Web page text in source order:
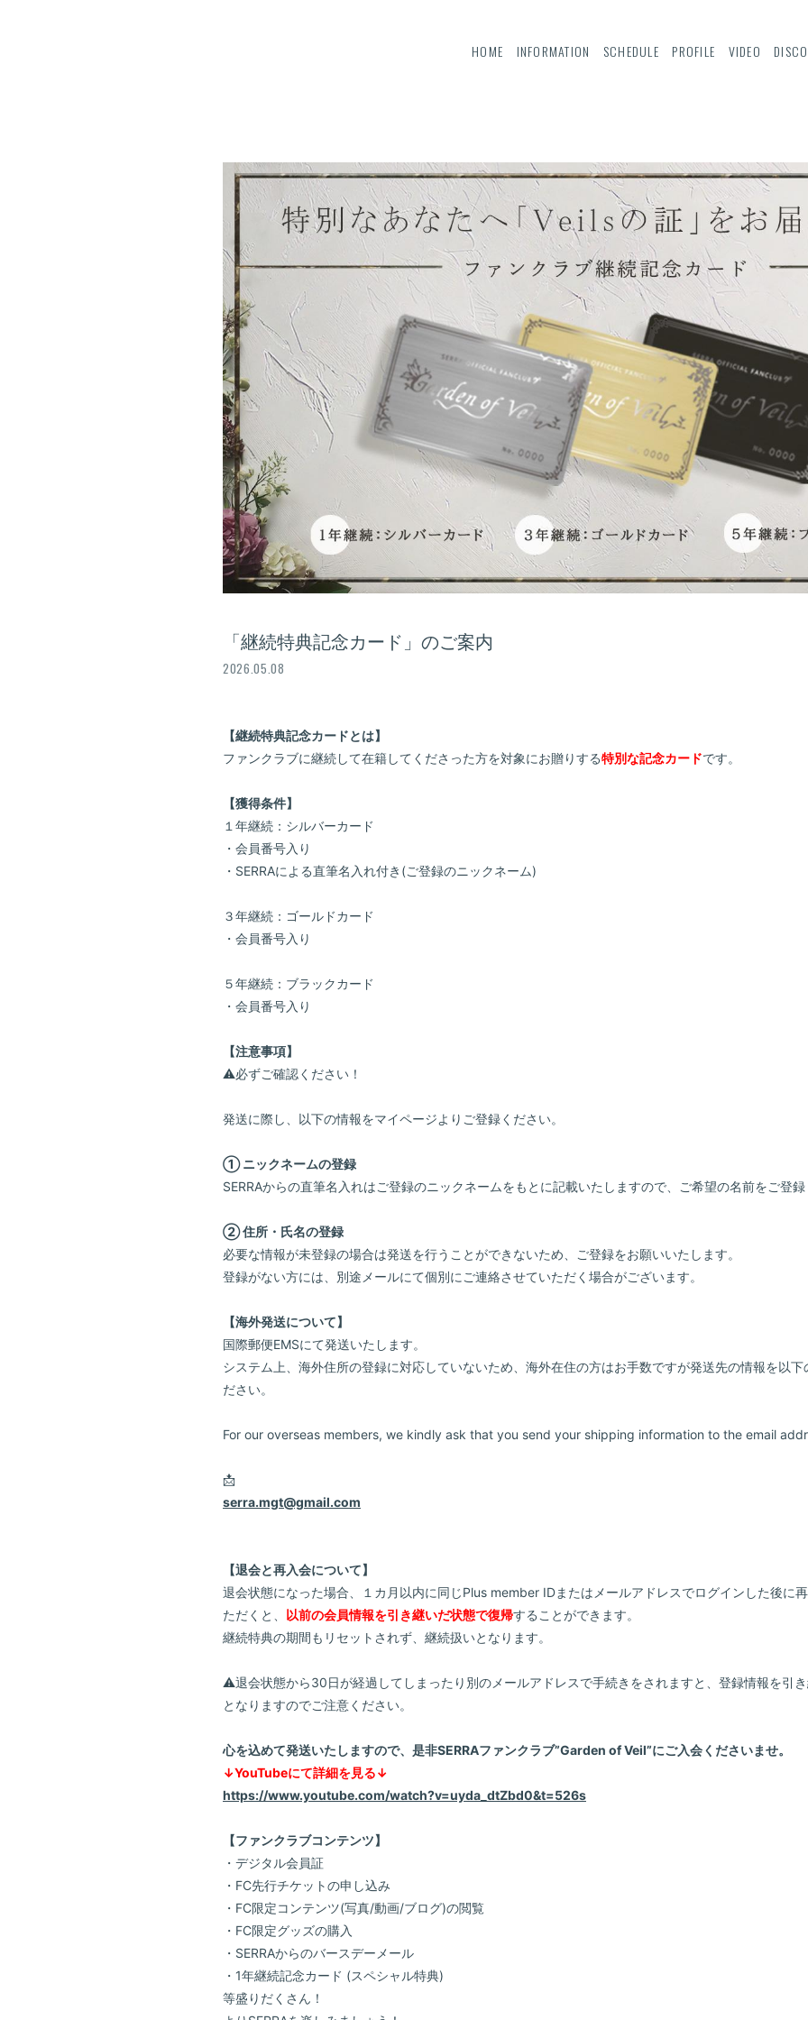
HOME INFORMATION SCHEDULE PROFILE VIDEO
「継続特典記念カード」のご案内
2026.05.08
【継続特典記念カードとは】
ファンクラブに継続して在籍してくださった方を対象にお贈りする特別な記念カードです。
【獲得条件】
１年継続：シルバーカード
・会員番号入り
・SERRAによる直筆名入れ付き(ご登録のニックネーム)
３年継続：ゴールドカード
・会員番号入り
５年継続：ブラックカード
・会員番号入り
【注意事項】
⚠必ずご確認ください！
発送に際し、以下の情報をマイページよりご登録ください。
① ニックネームの登録
SERRAからの直筆名入れはご登録のニックネームをもとに記載いたしますので、ご希望の名前をご登録
② 住所・氏名の登録
必要な情報が未登録の場合は発送を行うことができないため、ご登録をお願いいたします。
登録がない方には、別途メールにて個別にご連絡させていただく場合がございます。
【海外発送について】
国際郵便EMSにて発送いたします。
システム上、海外住所の登録に対応していないため、海外在住の方はお手数ですが発送先の情報を以下
ださい。
For our overseas members, we kindly ask that you send your shipping information to the email
📩
serra.mgt@gmail.com
【退会と再入会について】
退会状態になった場合、１カ月以内に同じPlus member IDまたはメールアドレスでログインした後に
ただくと、 以前の会員情報を引き継いだ状態で復帰することができます。
継続特典の期間もリセットされず、継続扱いとなります。
⚠退会状態から30日が経過してしまったり別のメールアドレスで手続きをされますと、登録情報を引
となりますのでご注意ください。
心を込めて発送いたしますので、是非SERRAファンクラブ”Garden of Veil”にご入会くださいませ。
↓YouTubeにて詳細を見る↓
https://www.youtube.com/watch?v=uyda_dtZbd0&t=526s
【ファンクラブコンテンツ】
・デジタル会員証
・FC先行チケットの申し込み
・FC限定コンテンツ(写真/動画/ブログ)の閲覧
・FC限定グッズの購入
・SERRAからのバースデーメール
・1年継続記念カード (スペシャル特典)
等盛りだくさん！